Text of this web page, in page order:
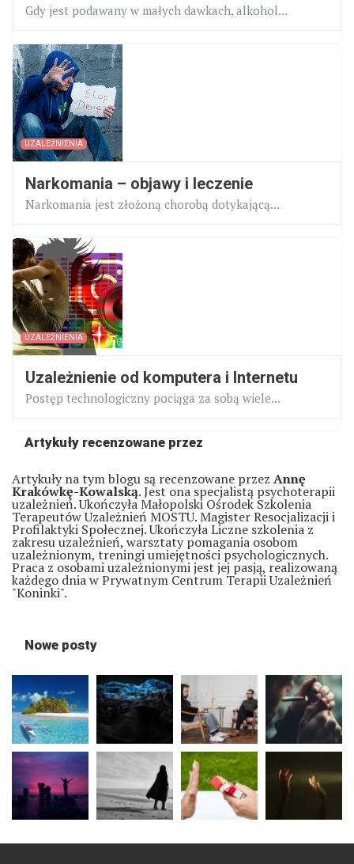
Gdy jest podawany w małych dawkach, alkohol...
UZALEŻNIENIA
Narkomania – objawy i leczenie
Narkomania jest złożoną chorobą dotykającą...
UZALEŻNIENIA
Uzależnienie od komputera i Internetu
Postęp technologiczny pociąga za sobą wiele...
Artykuły recenzowane przez
Artykuły na tym blogu są recenzowane przez Annę
Krakówkę-Kowalską. Jest ona specjalistą psychoterapii
uzależnień. Ukończyła Małopolski Ośrodek Szkolenia
Terapeutów Uzależnień MOSTU. Magister Resocjalizacji i
Profilaktyki Społecznej. Ukończyła Liczne szkolenia z
zakresu uzależnień, warsztaty pomagania osobom
uzależnionym, treningi umiejętności psychologicznych.
Praca z osobami uzależnionymi jest jej pasją, realizowaną
każdego dnia w Prywatnym Centrum Terapii Uzależnień
"Koninki".
Nowe posty